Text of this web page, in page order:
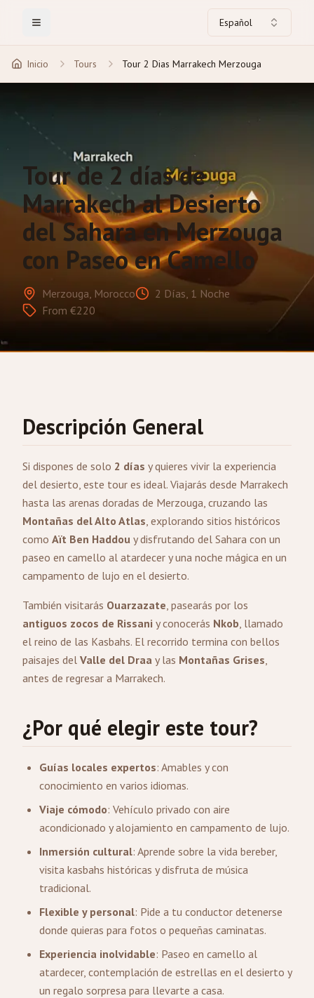
Toggle Menu Español
Inicio Tours Tour 2 Dias Marrakech Merzouga
Tour de 2 días de
Marrakech al Desierto
del Sahara en Merzouga
con Paseo en Camello
Merzouga, Morocco
2 Días, 1 Noche
From €220
Descripción General
Si dispones de solo 2 días y quieres vivir la experiencia
del desierto, este tour es ideal. Viajarás desde Marrakech
hasta las arenas doradas de Merzouga, cruzando las
Montañas del Alto Atlas, explorando sitios históricos
como Aït Ben Haddou y disfrutando del Sahara con un
paseo en camello al atardecer y una noche mágica en un
campamento de lujo en el desierto.
También visitarás Ouarzazate, pasearás por los
antiguos zocos de Rissani y conocerás Nkob, llamado
el reino de las Kasbahs. El recorrido termina con bellos
paisajes del Valle del Draa y las Montañas Grises,
antes de regresar a Marrakech.
¿Por qué elegir este tour?
Guías locales expertos: Amables y con
conocimiento en varios idiomas.
Viaje cómodo: Vehículo privado con aire
acondicionado y alojamiento en campamento de lujo.
Inmersión cultural: Aprende sobre la vida bereber,
visita kasbahs históricas y disfruta de música
tradicional.
Flexible y personal: Pide a tu conductor detenerse
donde quieras para fotos o pequeñas caminatas.
Experiencia inolvidable: Paseo en camello al
atardecer, contemplación de estrellas en el desierto y
un regalo sorpresa para llevarte a casa.